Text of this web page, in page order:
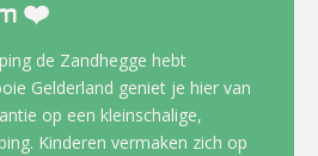
❤️
de Zandhegge hebt
Gelderland geniet je hier van
op een kleinschalige,
Kinderen vermaken zich op